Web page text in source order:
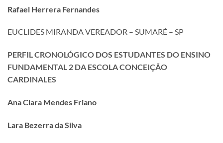
Rafael Herrera Fernandes
EUCLIDES MIRANDA VEREADOR – SUMARÉ – SP
PERFIL CRONOLÓGICO DOS ESTUDANTES DO ENSINO
FUNDAMENTAL 2 DA ESCOLA CONCEIÇÃO
CARDINALES
Ana Clara Mendes Friano
Lara Bezerra da Silva